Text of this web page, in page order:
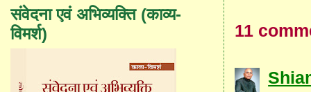
11
संवेदना एवं अभिव्यक्ति (काव्य-
विमर्श)